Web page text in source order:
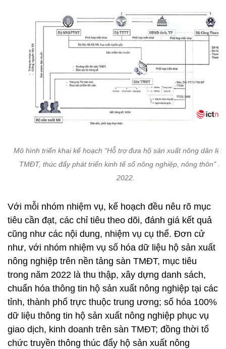
Mô hình triển khai kế hoạch “Hỗ trợ đưa hộ sản xuất nông dân lên
TMĐT, thúc đẩy phát triển kinh tế số nông nghiệp, nông thôn”
2022.
Với mỗi nhóm nhiệm vụ, kế hoạch đều nêu rõ mục
tiêu cần đạt, các chỉ tiêu theo dõi, đánh giá kết quả
cũng như các nội dung, nhiệm vụ cụ thể. Đơn cử
như, với nhóm nhiệm vụ số hóa dữ liệu hộ sản xuất
nông nghiệp trên nền tảng sàn TMĐT, mục tiêu
trong năm 2022 là thu thập, xây dựng danh sách,
chuẩn hóa thông tin hộ sản xuất nông nghiệp tại các
tỉnh, thành phố trực thuộc trung ương; số hóa 100%
dữ liệu thông tin hộ sản xuất nông nghiệp phục vụ
giao dịch, kinh doanh trên sàn TMĐT; đồng thời tổ
chức truyền thông thúc đẩy hộ sản xuất nông